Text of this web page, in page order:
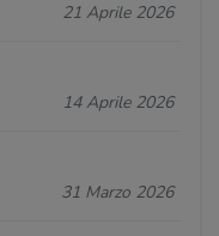
21 Aprile 2026
14 Aprile 2026
31 Marzo 2026